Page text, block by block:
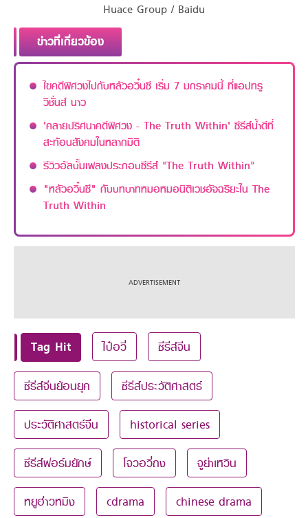
Huace Group / Baidu
ข่าวที่เกี่ยวข้อง
ไขคดีพิศวงไปกับหลัวอวิ๋นซี เริ่ม 7 มกราคมนี้ ที่แอปทรู
วิชั่นส์ นาว
'คลายปริศนาคดีพิศวง - The Truth Within' ซีรีส์น้ำดีที่
สะท้อนสังคมในหลากมิติ
รีวิวอัลบั้มเพลงประกอบซีรีส์ “The Truth Within”
"หลัวอวิ๋นซี" กับบทบาทหมอหมอนิติเวชอัจฉริยะใน The
Truth Within
Tag Hit ไป๋อวี่ ซีรีส์จีน
ซีรีส์จีนย้อนยุค ซีรีส์ประวัติศาสตร์
ประวัติศาสตร์จีน historical series
ซีรีส์ฟอร์มยักษ์ โจวอวี่ถง จูย่าเหวิน
หยูฮ่าวหมิง cdrama chinese drama